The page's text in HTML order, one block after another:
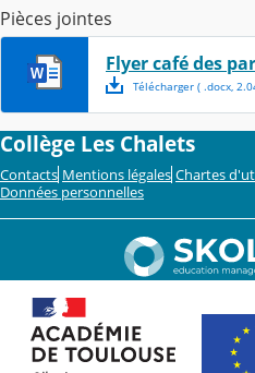
Pièces jointes
Flyer café des
Télécharger( .docx,
Collège Les Chalets
Contacts Mentions légales Chartes
Données personnelles